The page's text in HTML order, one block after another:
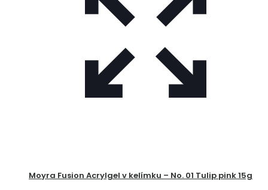
Moyra Fusion Acrylgel v kelímku – No. 01 Tulip pink 15g